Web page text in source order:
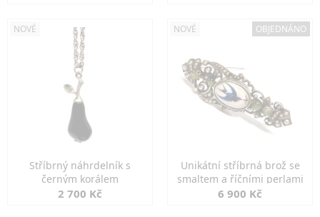
NOVÉ
Stříbrný náhrdelník s
černým korálem
2 700 Kč
NOVÉ OBJEDNÁNO
Unikátní stříbrná brož se
smaltem a říčními perlami
6 900 Kč